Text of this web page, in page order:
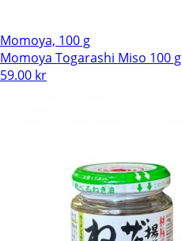
Momoya, 100 g
Momoya Togarashi Miso 100 g
59.00 kr